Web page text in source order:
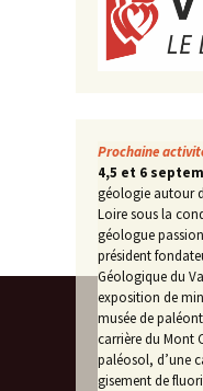
Paysages, affleurements
Prochaine
4,5 et 6
géologie autour
Loire sous la
géologue
président
Géologique du
exposition de
musée de
carrière du Mont
paléosol, d’une
gisement de